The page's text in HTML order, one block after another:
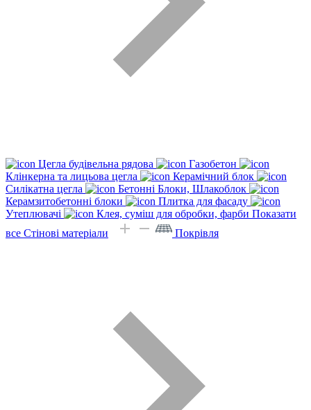
Цегла будівельна рядова
Газобетон
Клінкерна та лицьова цегла
Керамічний блок
Силікатна цегла
Бетонні Блоки, Шлакоблок
Керамзитобетонні блоки
Плитка для фасаду
Утеплювачі
Клея, суміш для обробки, фарби Показати
все Стінові матеріали
Покрівля